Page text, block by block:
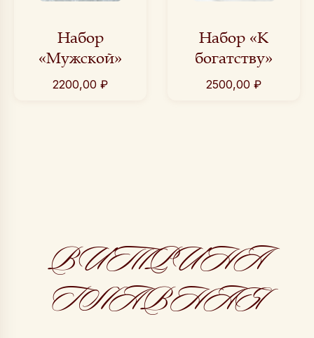
Набор
«Мужской»
2200,00 ₽
Набор «К
богатству»
2500,00 ₽
ВИТРИНА
ГЛАВНАЯ